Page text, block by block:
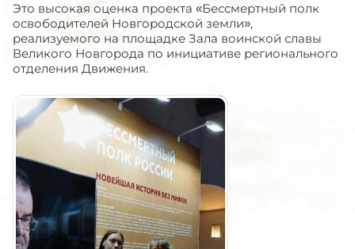
Это высокая оценка проекта «Бессмертный полк
освободителей Новгородской земли»,
реализуемого на площадке Зала воинской славы
Великого Новгорода по инициативе регионального
отделения Движения.